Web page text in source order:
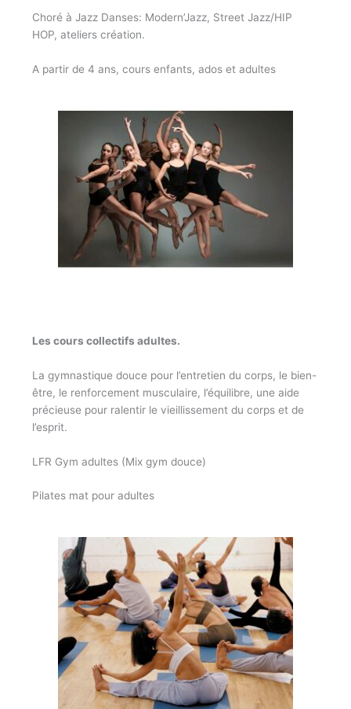
Choré à Jazz Danses: Modern’Jazz, Street Jazz/HIP
HOP, ateliers création.
A partir de 4 ans, cours enfants, ados et adultes
Les cours collectifs adultes.
La gymnastique douce pour l’entretien du corps, le bien-
être, le renforcement musculaire, l’équilibre, une aide
précieuse pour ralentir le vieillissement du corps et de
l’esprit.
LFR Gym adultes (Mix gym douce)
Pilates mat pour adultes